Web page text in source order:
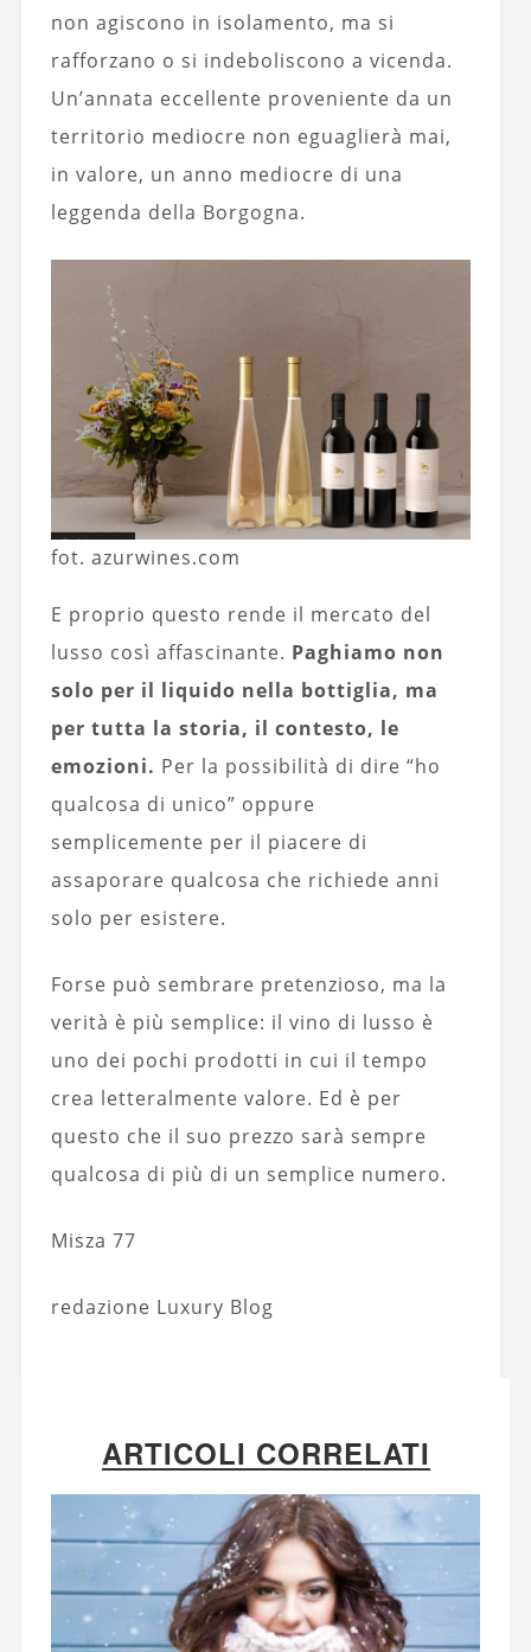
non agiscono in isolamento, ma si
rafforzano o si indeboliscono a vicenda.
Un’annata eccellente proveniente da un
territorio mediocre non eguaglierà mai,
in valore, un anno mediocre di una
leggenda della Borgogna.
fot. azurwines.com
E proprio questo rende il mercato del
lusso così affascinante. Paghiamo non
solo per il liquido nella bottiglia, ma
per tutta la storia, il contesto, le
emozioni. Per la possibilità di dire “ho
qualcosa di unico” oppure
semplicemente per il piacere di
assaporare qualcosa che richiede anni
solo per esistere.
Forse può sembrare pretenzioso, ma la
verità è più semplice: il vino di lusso è
uno dei pochi prodotti in cui il tempo
crea letteralmente valore. Ed è per
questo che il suo prezzo sarà sempre
qualcosa di più di un semplice numero.
Misza 77
redazione Luxury Blog
ARTICOLI CORRELATI